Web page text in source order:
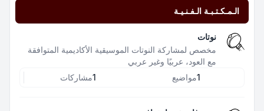
الـمـكـتـبـة الـفـنـيـة
نوتات
مخصص لمشاركة النوتات الموسيقية الأكاديمية المتوافقة
مع العود، عربيًا وغير عربي
1مواضيع 1مشاركات